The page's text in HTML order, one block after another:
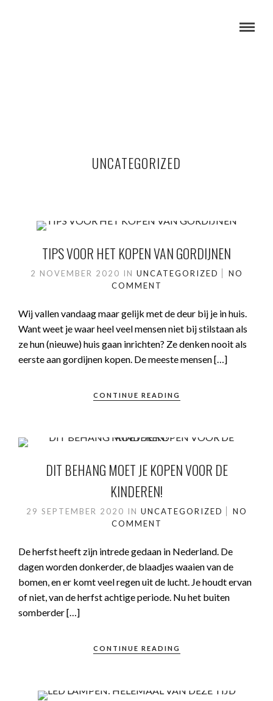
UNCATEGORIZED
TIPS VOOR HET KOPEN VAN GORDIJNEN
2 NOVEMBER 2020 IN UNCATEGORIZED
NO
COMMENT
Wij vallen vandaag maar gelijk met de deur bij je in huis.
Want weet je waar heel veel mensen niet bij stilstaan als
ze hun (nieuwe) huis gaan inrichten? Ze denken nooit als
eerste aan gordijnen kopen. De meeste mensen […]
CONTINUE READING
DIT BEHANG MOET JE KOPEN VOOR DE
KINDEREN!
29 SEPTEMBER 2020 IN UNCATEGORIZED
NO
COMMENT
De herfst heeft zijn intrede gedaan in Nederland. De
dagen worden donkerder, de blaadjes waaien van de
bomen, en er komt veel regen uit de lucht. Je houdt ervan
of niet, van de herfst achtige periode. Nu het buiten
somberder […]
CONTINUE READING